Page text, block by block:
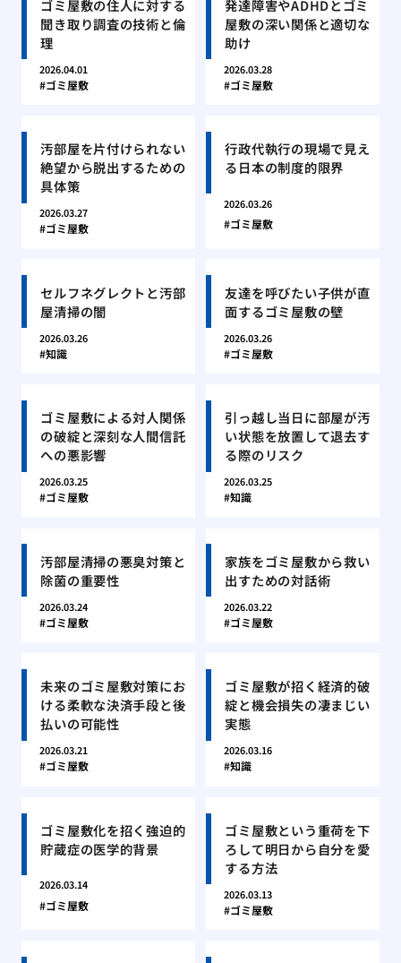
ゴミ屋敷の住人に対する
聞き取り調査の技術と倫
理
2026.04.01
ゴミ屋敷
発達障害やADHDとゴミ
屋敷の深い関係と適切な
助け
2026.03.28
ゴミ屋敷
汚部屋を片付けられない
絶望から脱出するための
具体策
2026.03.27
ゴミ屋敷
行政代執行の現場で見え
る日本の制度的限界
2026.03.26
ゴミ屋敷
セルフネグレクトと汚部
屋清掃の闇
2026.03.26
知識
友達を呼びたい子供が直
面するゴミ屋敷の壁
2026.03.26
ゴミ屋敷
ゴミ屋敷による対人関係
の破綻と深刻な人間信託
への悪影響
2026.03.25
ゴミ屋敷
引っ越し当日に部屋が汚
い状態を放置して退去す
る際のリスク
2026.03.25
知識
汚部屋清掃の悪臭対策と
除菌の重要性
2026.03.24
ゴミ屋敷
家族をゴミ屋敷から救い
出すための対話術
2026.03.22
ゴミ屋敷
未来のゴミ屋敷対策にお
ける柔軟な決済手段と後
払いの可能性
2026.03.21
ゴミ屋敷
ゴミ屋敷が招く経済的破
綻と機会損失の凄まじい
実態
2026.03.16
知識
ゴミ屋敷化を招く強迫的
貯蔵症の医学的背景
2026.03.14
ゴミ屋敷
ゴミ屋敷という重荷を下
ろして明日から自分を愛
する方法
2026.03.13
ゴミ屋敷